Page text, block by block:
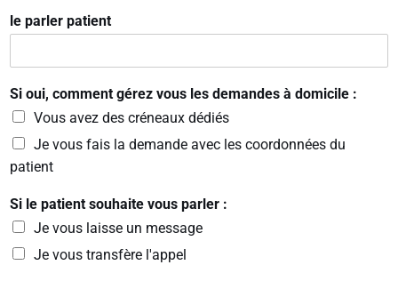
le parler patient
Si oui, comment gérez vous les demandes à domicile :
Vous avez des créneaux dédiés
Je vous fais la demande avec les coordonnées du
patient
Si le patient souhaite vous parler :
Je vous laisse un message
Je vous transfère l'appel